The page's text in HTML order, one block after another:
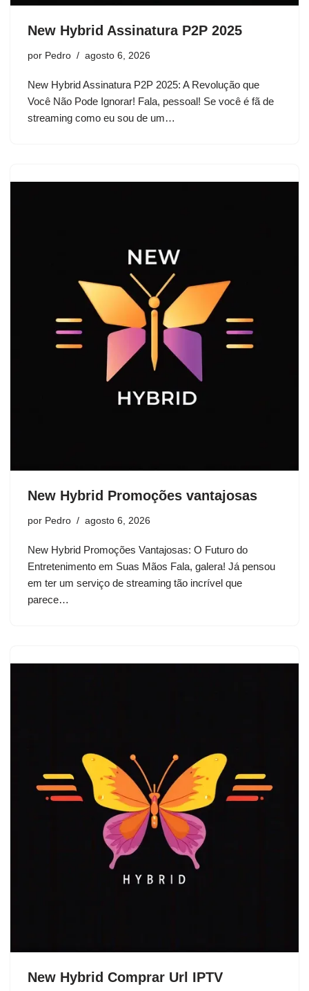
New Hybrid Assinatura P2P 2025
por Pedro agosto 6, 2026
New Hybrid Assinatura P2P 2025: A Revolução que
Você Não Pode Ignorar! Fala, pessoal! Se você é fã de
streaming como eu sou de um…
New Hybrid Promoções vantajosas
por Pedro agosto 6, 2026
New Hybrid Promoções Vantajosas: O Futuro do
Entretenimento em Suas Mãos Fala, galera! Já pensou
em ter um serviço de streaming tão incrível que
parece…
New Hybrid Comprar Url IPTV